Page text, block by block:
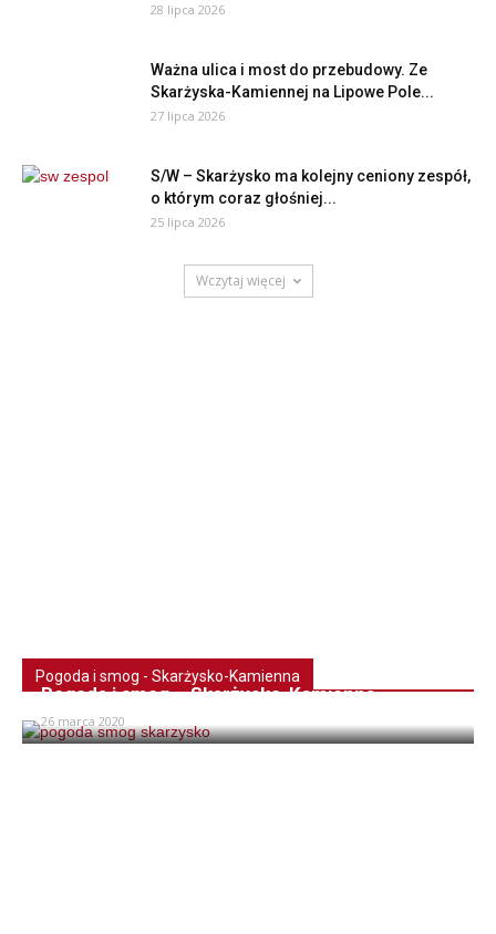
28 lipca 2026
Ważna ulica i most do przebudowy. Ze
Skarżyska-Kamiennej na Lipowe Pole...
27 lipca 2026
S/W – Skarżysko ma kolejny ceniony zespół,
o którym coraz głośniej...
25 lipca 2026
Wczytaj więcej
Pogoda i smog - Skarżysko-Kamienna
Pogoda i smog – Skarżysko-Kamienna
26 marca 2020